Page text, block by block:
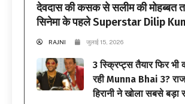
देवदास की कसक से सलीम की मोहब्बत
सिनेमा के पहले Superstar Dilip
RAJNI जुलाई 15, 2026
3 स्क्रिप्ट्स तैयार फिर भी
रही Munna Bhai 3?
हिरानी ने खोला सबसे बड़ा